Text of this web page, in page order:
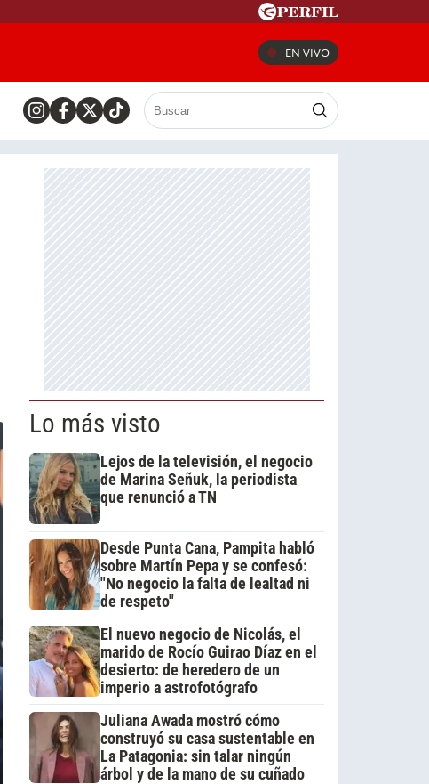
EN VIVO
Lo más visto
Lejos de la televisión, el negocio
de Marina Señuk, la periodista
que renunció a TN
Desde Punta Cana, Pampita habló
sobre Martín Pepa y se confesó:
"No negocio la falta de lealtad ni
de respeto"
El nuevo negocio de Nicolás, el
marido de Rocío Guirao Díaz en el
desierto: de heredero de un
imperio a astrofotógrafo
Juliana Awada mostró cómo
construyó su casa sustentable en
La Patagonia: sin talar ningún
árbol y de la mano de su cuñado